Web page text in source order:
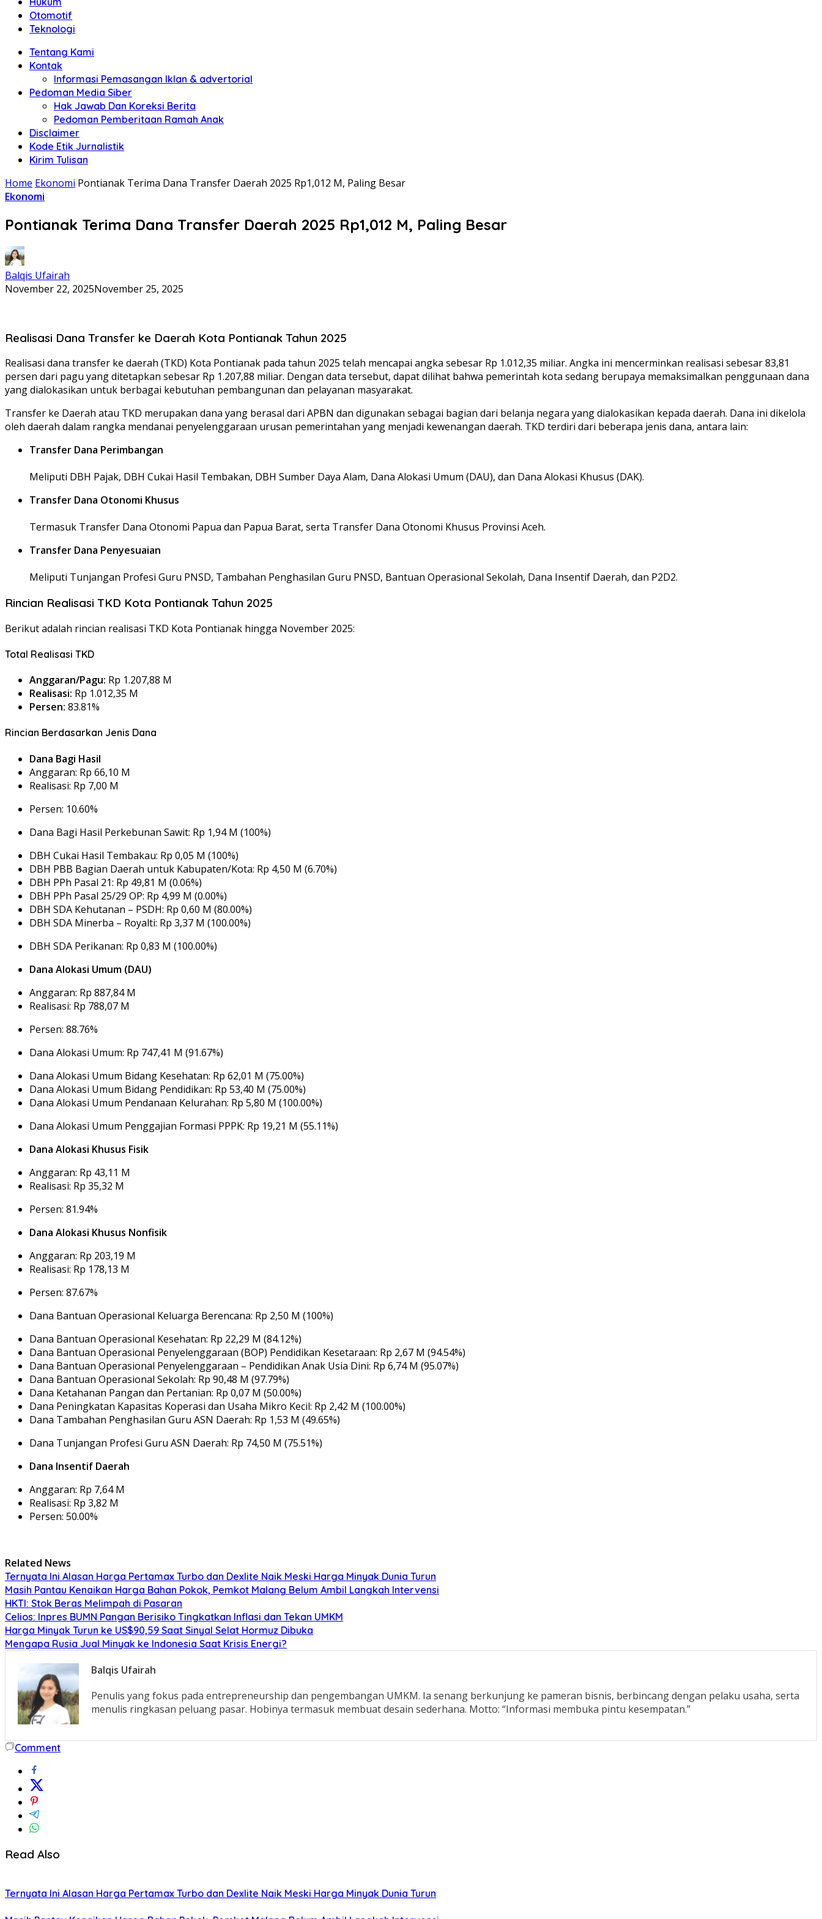
Otomotif
Teknologi
Tentang Kami
Kontak
Informasi Pemasangan Iklan & advertorial
Pedoman Media Siber
Hak Jawab Dan Koreksi Berita
Pedoman Pemberitaan Ramah Anak
Disclaimer
Kode Etik Jurnalistik
Kirim Tulisan
Home Ekonomi Pontianak Terima Dana Transfer Daerah 2025 Rp1,012 M, Paling Besar
Ekonomi
Pontianak Terima Dana Transfer Daerah 2025 Rp1,012 M, Paling Besar
Balqis Ufairah
November 22, 2025November 25, 2025
Realisasi Dana Transfer ke Daerah Kota Pontianak Tahun 2025
Realisasi dana transfer ke daerah (TKD) Kota Pontianak pada tahun 2025 telah mencapai angka sebesar Rp 1.012,35 miliar. Angka ini mencerminkan realisasi sebesar 83,81
persen dari pagu yang ditetapkan sebesar Rp 1.207,88 miliar. Dengan data tersebut, dapat dilihat bahwa pemerintah kota sedang berupaya memaksimalkan penggunaan dana
yang dialokasikan untuk berbagai kebutuhan pembangunan dan pelayanan masyarakat.
Transfer ke Daerah atau TKD merupakan dana yang berasal dari APBN dan digunakan sebagai bagian dari belanja negara yang dialokasikan kepada daerah. Dana ini dikelola
oleh daerah dalam rangka mendanai penyelenggaraan urusan pemerintahan yang menjadi kewenangan daerah. TKD terdiri dari beberapa jenis dana, antara lain:
Transfer Dana Perimbangan
Meliputi DBH Pajak, DBH Cukai Hasil Tembakan, DBH Sumber Daya Alam, Dana Alokasi Umum (DAU), dan Dana Alokasi Khusus (DAK).
Transfer Dana Otonomi Khusus
Termasuk Transfer Dana Otonomi Papua dan Papua Barat, serta Transfer Dana Otonomi Khusus Provinsi Aceh.
Transfer Dana Penyesuaian
Meliputi Tunjangan Profesi Guru PNSD, Tambahan Penghasilan Guru PNSD, Bantuan Operasional Sekolah, Dana Insentif Daerah, dan P2D2.
Rincian Realisasi TKD Kota Pontianak Tahun 2025
Berikut adalah rincian realisasi TKD Kota Pontianak hingga November 2025:
Total Realisasi TKD
Anggaran/Pagu: Rp 1.207,88 M
Realisasi: Rp 1.012,35 M
Persen: 83.81%
Rincian Berdasarkan Jenis Dana
Dana Bagi Hasil
Anggaran: Rp 66,10 M
Realisasi: Rp 7,00 M
Persen: 10.60%
Dana Bagi Hasil Perkebunan Sawit: Rp 1,94 M (100%)
DBH Cukai Hasil Tembakau: Rp 0,05 M (100%)
DBH PBB Bagian Daerah untuk Kabupaten/Kota: Rp 4,50 M (6.70%)
DBH PPh Pasal 21: Rp 49,81 M (0.06%)
DBH PPh Pasal 25/29 OP: Rp 4,99 M (0.00%)
DBH SDA Kehutanan – PSDH: Rp 0,60 M (80.00%)
DBH SDA Minerba – Royalti: Rp 3,37 M (100.00%)
DBH SDA Perikanan: Rp 0,83 M (100.00%)
Dana Alokasi Umum (DAU)
Anggaran: Rp 887,84 M
Realisasi: Rp 788,07 M
Persen: 88.76%
Dana Alokasi Umum: Rp 747,41 M (91.67%)
Dana Alokasi Umum Bidang Kesehatan: Rp 62,01 M (75.00%)
Dana Alokasi Umum Bidang Pendidikan: Rp 53,40 M (75.00%)
Dana Alokasi Umum Pendanaan Kelurahan: Rp 5,80 M (100.00%)
Dana Alokasi Umum Penggajian Formasi PPPK: Rp 19,21 M (55.11%)
Dana Alokasi Khusus Fisik
Anggaran: Rp 43,11 M
Realisasi: Rp 35,32 M
Persen: 81.94%
Dana Alokasi Khusus Nonfisik
Anggaran: Rp 203,19 M
Realisasi: Rp 178,13 M
Persen: 87.67%
Dana Bantuan Operasional Keluarga Berencana: Rp 2,50 M (100%)
Dana Bantuan Operasional Kesehatan: Rp 22,29 M (84.12%)
Dana Bantuan Operasional Penyelenggaraan (BOP) Pendidikan Kesetaraan: Rp 2,67 M (94.54%)
Dana Bantuan Operasional Penyelenggaraan – Pendidikan Anak Usia Dini: Rp 6,74 M (95.07%)
Dana Bantuan Operasional Sekolah: Rp 90,48 M (97.79%)
Dana Ketahanan Pangan dan Pertanian: Rp 0,07 M (50.00%)
Dana Peningkatan Kapasitas Koperasi dan Usaha Mikro Kecil: Rp 2,42 M (100.00%)
Dana Tambahan Penghasilan Guru ASN Daerah: Rp 1,53 M (49.65%)
Dana Tunjangan Profesi Guru ASN Daerah: Rp 74,50 M (75.51%)
Dana Insentif Daerah
Anggaran: Rp 7,64 M
Realisasi: Rp 3,82 M
Persen: 50.00%
Related News
Ternyata Ini Alasan Harga Pertamax Turbo dan Dexlite Naik Meski Harga Minyak Dunia Turun
Masih Pantau Kenaikan Harga Bahan Pokok, Pemkot Malang Belum Ambil Langkah Intervensi
HKTI: Stok Beras Melimpah di Pasaran
Celios: Inpres BUMN Pangan Berisiko Tingkatkan Inflasi dan Tekan UMKM
Harga Minyak Turun ke US$90,59 Saat Sinyal Selat Hormuz Dibuka
Mengapa Rusia Jual Minyak ke Indonesia Saat Krisis Energi?
Balqis Ufairah
Penulis yang fokus pada entrepreneurship dan pengembangan UMKM. Ia senang berkunjung ke pameran bisnis, berbincang dengan pelaku usaha, serta
menulis ringkasan peluang pasar. Hobinya termasuk membuat desain sederhana. Motto: “Informasi membuka pintu kesempatan.”
Comment
Read Also
Ternyata Ini Alasan Harga Pertamax Turbo dan Dexlite Naik Meski Harga Minyak Dunia Turun